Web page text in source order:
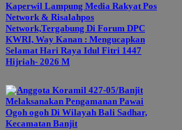
Kaperwil Lampung Media Rakyat Pos
Network & Risalahpos
Network,Tergabung Di Forum DPC
KWRI, Way Kanan : Mengucapkan
Selamat Hari Raya Idul Fitri 1447
Hijriah- 2026 M